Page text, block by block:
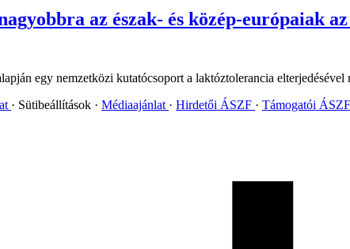
az észak- és közép-európaiak
egy nemzetközi kutatócsoport a laktóztolerancia
Sütibeállítások Médiaajánlat Hirdetői ÁSZF Támogatói ÁSZF